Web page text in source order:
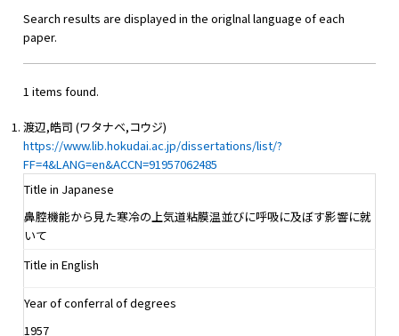
Search results are displayed in the origlnal language of each
paper.
1 items found.
渡辺,皓司 (ワタナベ,コウジ)
https://www.lib.hokudai.ac.jp/dissertations/list/?
FF=4&LANG=en&ACCN=91957062485
Title in Japanese
鼻腔機能から見た寒冷の上気道粘膜温並びに呼吸に及ぼす影響に就
いて
Title in English
Year of conferral of degrees
1957